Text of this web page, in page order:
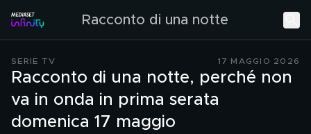
Racconto di una notte
SERIE TV 17 MAGGIO 2026
Racconto di una notte, perché non
va in onda in prima serata
domenica 17 maggio